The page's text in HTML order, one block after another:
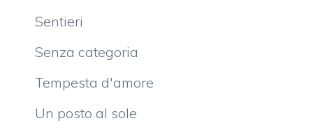
Sentieri
Senza categoria
Tempesta d'amore
Un posto al sole